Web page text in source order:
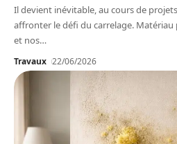
Il devient inévitable, au cours de
affronter le défi du carrelage. Matériau
et nos…
Travaux 22/06/2026